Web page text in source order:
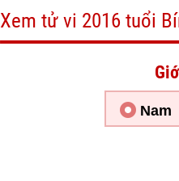
Xem tử vi 2016 tuổi
Nam